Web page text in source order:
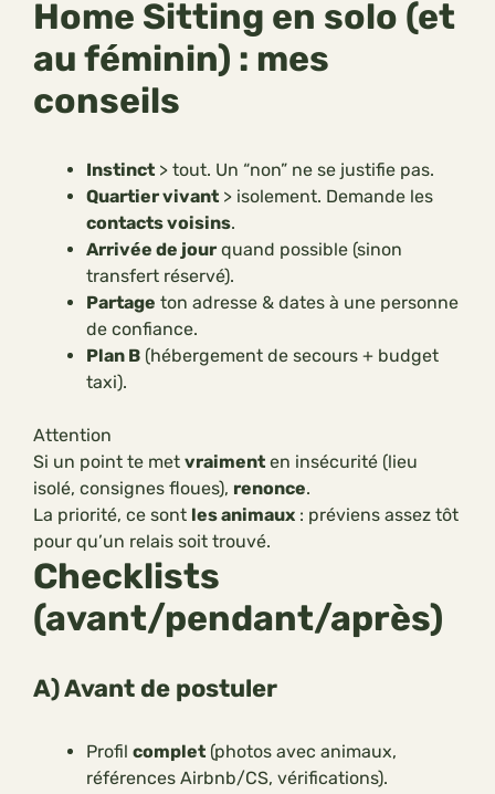
Home Sitting en solo (et
au féminin) : mes
conseils
Instinct > tout. Un “non” ne se justifie pas.
Quartier vivant > isolement. Demande les
contacts voisins.
Arrivée de jour quand possible (sinon
transfert réservé).
Partage ton adresse & dates à une personne
de confiance.
Plan B (hébergement de secours + budget
taxi).
Attention
Si un point te met vraiment en insécurité (lieu
isolé, consignes floues), renonce.
La priorité, ce sont les animaux : préviens assez tôt
pour qu’un relais soit trouvé.
Checklists
(avant/pendant/après)
A) Avant de postuler
Profil complet (photos avec animaux,
références Airbnb/CS, vérifications).